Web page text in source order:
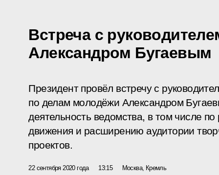
Встреча с
Александром Бугаевым
Президент провёл встречу с
по делам молодёжи Александром
деятельность ведомства, в том числе
движения и расширению аудитории
проектов.
22 сентября 2020 года 13:15 Москва, Кремль